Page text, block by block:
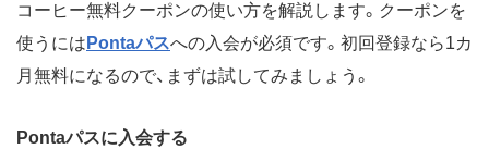
コーヒー無料クーポンの使い方を解説します。クーポンを
使うには Pontaパスへの入会が必須です。初回登録なら1カ
月無料になるので、まずは試してみましょう。
Pontaパスに入会する